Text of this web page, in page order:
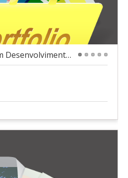
Criação com Foco em Desenvolvimento Premium